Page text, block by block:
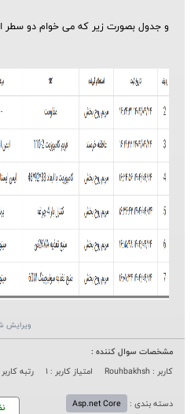
و جدول بصورت زیر که می خوام دو
ویرایش شده در
مشخصات سوال کننده :
کاربر : Rouhbakhsh
امتیاز کاربر : 1 رتبه کاربر :
دسته بندی : Asp.net Core